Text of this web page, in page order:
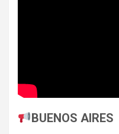
BUENOS AIRES